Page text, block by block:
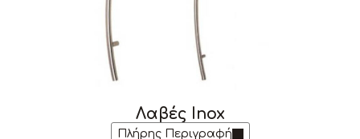
Λαβές Inox
Πλήρης Περιγραφή